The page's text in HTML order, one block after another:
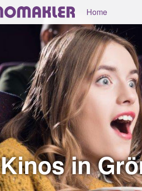
Home
Kinos in